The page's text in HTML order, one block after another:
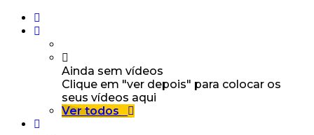
Ainda sem vídeos
Clique em "ver depois" para colocar os
seus vídeos aqui
Ver todos